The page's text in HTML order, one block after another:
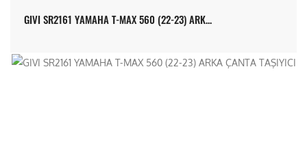
GIVI SR2161 YAMAHA T-MAX 560 (22-23) ARK...